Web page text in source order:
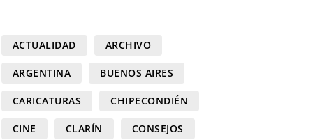
ACTUALIDAD ARCHIVO
ARGENTINA BUENOS AIRES
CARICATURAS CHIPECONDIÉN
CINE CLARÍN CONSEJOS